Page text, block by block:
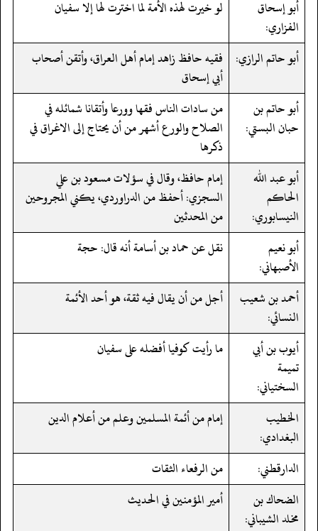
أبو إسحاق
الفزاري:
لو خيرت لهذه الأمة لما اخترت لها إلا سفيان
أبو حاتم الرازي:
فقيه حافظ زاهد إمام أهل العراق، وأتقن أصحاب
أبي إسحاق
أبو حاتم بن
حبان البستي:
من سادات الناس فقها وورعا وأتقانا شمائله في
الصلاح والورع أشهر من أن يحتاج إلى الاغراق في
ذكرها
أبو عبد الله
الحاكم
النيسابوري:
إمام حافظ، وقال في سؤلات مسعود بن علي
السجزي: أحفظ من الدراوردي، يكني المجروحين
من المحدثين
أبو نعيم
الأصبهاني:
نقل عن حماد بن أسامة أنه قال: حجة
أحمد بن شعيب
النسائي:
أجل من أن يقال فيه ثقة، هو أحد الأئمة
أيوب بن أبي
تميمة
السختياني:
ما رأيت كوفيا أفضله على سفيان
الخطيب
البغدادي:
إمام من أئمة المسلمين وعلم من أعلام الدين
الدارقطني:
من الرفعاء الثقات
الضحاك بن
مخلد الشيباني:
أمير المؤمنين في الحديث